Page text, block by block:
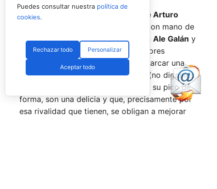
No por ello hemos de olvidarnos de Arturo
que rigen con mano de
hierro el circuito pero que tienen en Ale Galán y
Fede Chingottoa dos competidores
sublimes. Dos parejas llamadas a marcar una
época por lo difícil que es jugarles (no digamos
ya ganarles) y que cuando están en su pico de
forma, son una delicia y que, precisamente por
esa rivalidad que tienen, se obligan a mejorar
Puedes consultar nuestra política de
cookies.
Rechazar todo Personalizar
Aceptar todo